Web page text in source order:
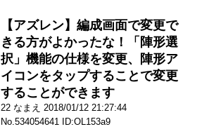
【アズレン】編成画面で変更で
きる方がよかったな！「陣形選
択」機能の仕様を変更、陣形ア
イコンをタップすることで変更
することができます
22 なまえ 2018/01/12 21:27:44
No.534054641 ID:OL153a9